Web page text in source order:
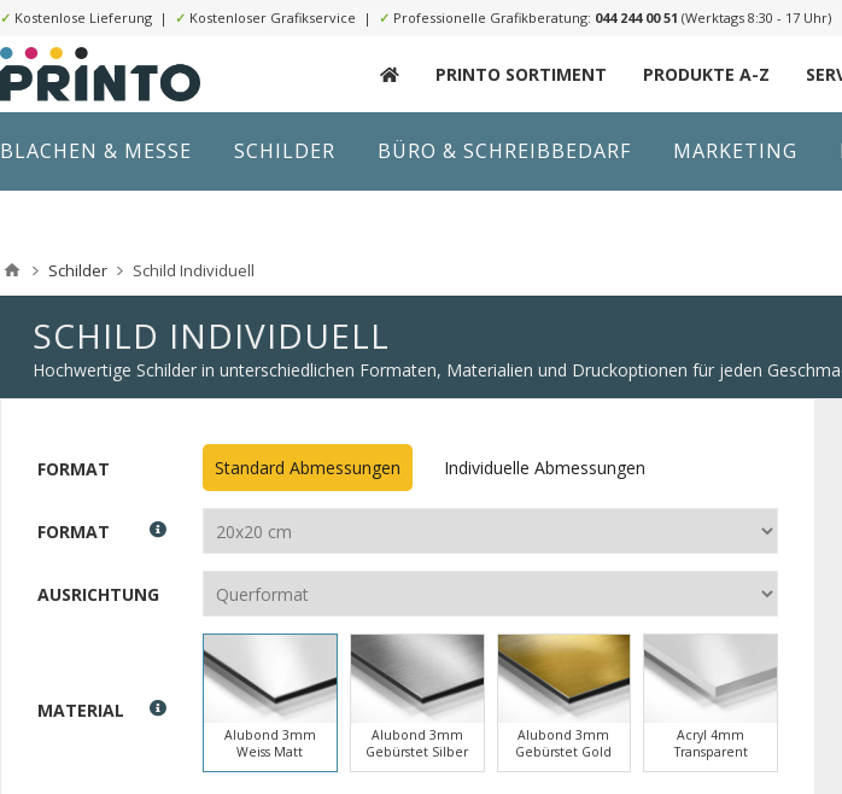
✓ Kostenlose Lieferung | ✓ Kostenloser Grafikservice | ✓ Professionelle Grafikberatung: 044 244 00 51 (Werktags 8:30 - 17 Uhr)
PRINTO SORTIMENT PRODUKTE A-Z
BLACHEN & MESSE SCHILDER BÜRO & SCHREIBBEDARF MARKETING
Schilder Schild Individuell
SCHILD INDIVIDUELL
Hochwertige Schilder in unterschiedlichen Formaten, Materialien und Druckoptionen für jeden
FORMAT Standard Abmessungen Individuelle Abmessungen
FORMAT
AUSRICHTUNG
MATERIAL
Alubond 3mm
Weiss Matt
Alubond 3mm
Gebürstet Silber
Alubond 3mm
Gebürstet Gold
Acryl 4mm
Transparent